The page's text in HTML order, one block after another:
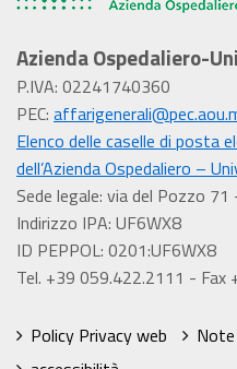
Azienda Ospedaliero-
P.IVA: 02241740360
PEC:
Elenco delle caselle di posta
dell’Azienda Ospedaliero –
Sede legale: via del Pozzo
Indirizzo IPA: UF6WX8
ID PEPPOL: 0201:UF6WX8
Tel. +39 059.422.2111 - Fax
Policy Privacy web